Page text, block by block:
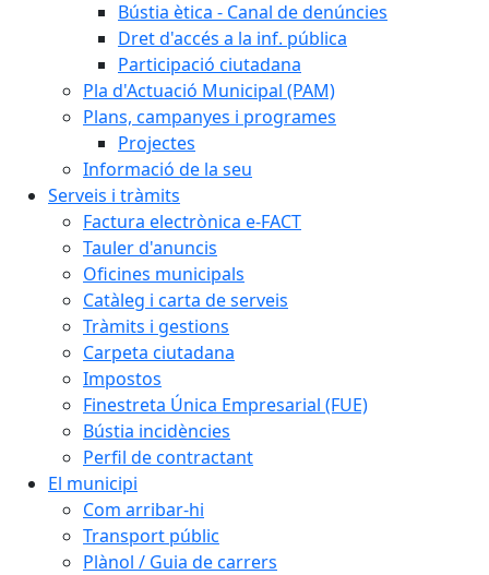
Bústia ètica - Canal de denúncies
Dret d'accés a la inf. pública
Participació ciutadana
Pla d'Actuació Municipal (PAM)
Plans, campanyes i programes
Projectes
Informació de la seu
Serveis i tràmits
Factura electrònica e-FACT
Tauler d'anuncis
Oficines municipals
Catàleg i carta de serveis
Tràmits i gestions
Carpeta ciutadana
Impostos
Finestreta Única Empresarial (FUE)
Bústia incidències
Perfil de contractant
El municipi
Com arribar-hi
Transport públic
Plànol / Guia de carrers